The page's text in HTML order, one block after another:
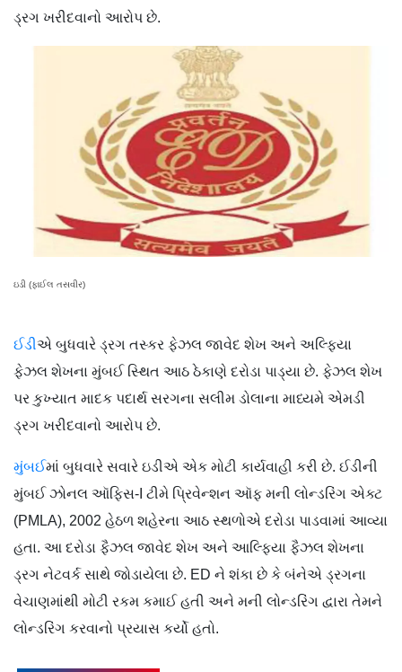
ડ્રગ ખરીદવાનો આરોપ છે.
ઇડી (ફાઈલ તસવીર)
ઈડીએ બુધવારે ડ્રગ તસ્કર ફેઝલ જાવેદ શેખ અને અલ્ફિયા
ફેઝલ શેખના મુંબઈ સ્થિત આઠ ઠેકાણે દરોડા પાડ્યા છે. ફેઝલ શેખ
પર કુખ્યાત માદક પદાર્થ સરગના સલીમ ડોલાના માધ્યમે એમડી
ડ્રગ ખરીદવાનો આરોપ છે.
મુંબઈમાં બુધવારે સવારે ઇડીએ એક મોટી કાર્યવાહી કરી છે. ઈડીની
મુંબઈ ઝોનલ ઑફિસ-I ટીમે પ્રિવેન્શન ઑફ મની લોન્ડરિંગ એક્ટ
(PMLA), 2002 હેઠળ શહેરના આઠ સ્થળોએ દરોડા પાડવામાં આવ્યા
હતા. આ દરોડા ફૈઝલ જાવેદ શેખ અને આલ્ફિયા ફૈઝલ શેખના
ડ્રગ નેટવર્ક સાથે જોડાયેલા છે. ED ને શંકા છે કે બંનેએ ડ્રગના
વેચાણમાંથી મોટી રકમ કમાઈ હતી અને મની લોન્ડરિંગ દ્વારા તેમને
લોન્ડરિંગ કરવાનો પ્રયાસ કર્યો હતો.